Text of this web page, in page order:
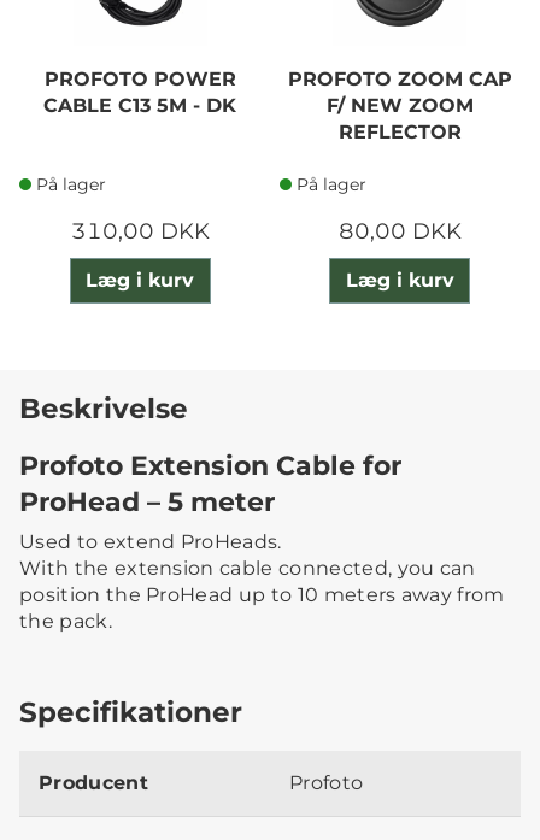
PROFOTO POWER
CABLE C13 5M - DK
På lager
310,00 DKK
Læg i kurv
PROFOTO ZOOM CAP
F/ NEW ZOOM
REFLECTOR
På lager
80,00 DKK
Læg i kurv
Beskrivelse
Profoto Extension Cable for
ProHead – 5 meter
Used to extend ProHeads.
With the extension cable connected, you can
position the ProHead up to 10 meters away from
the pack.
Specifikationer
Producent Profoto